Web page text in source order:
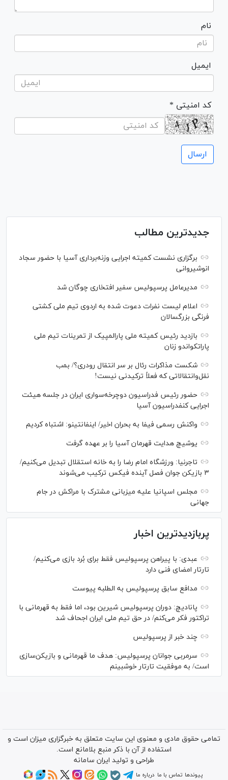
نام
ایمیل
* کد امنیتی
جدیدترین مطالب
برگزاری نشست کمیته اجرایی وزنه‌برداری آسیا با حضور سجاد
انوشیروانی
مدیرعامل پرسپولیس سفیر افتخاری چوگان شد
اعلام لیست نفرات دعوت شده به اردوی تیم ملی کشتی
فرنگی بزرگسالان
بازدید رئیس کمیته ملی پارالمپیک از تمرینات تیم ملی
پاراتکواندو زنان
شکست مذاکرات رئال بر سر انتقال رودری؟/ بمب
نقل‌وانتقالاتی که فعلاً ترکیدنی نیست!
حضور رئیس فدراسیون دوچرخه‌سواری ایران در جلسه هیئت
اجرایی کنفدراسیون آسیا
واکنش رسمی فیفا به بحران اخیر/ اینفانتینو: اشتباه کردیم
یوشیچ هدایت قهرمان آسیا را بر عهده گرفت
تاجرنیا: ورزشگاه امام رضا را به خانه استقلال تبدیل می‌کنیم/
۳ بازیکن جوان فصل آینده فیکس ترکیب می‌شوند
مجلس اسپانیا علیه میزبانی مشترک با مراکش در جام
جهانی
پربازدیدترین اخبار
عبدی: با پیراهن پرسپولیس فقط برای بُرد بازی می‌کنیم/
تارتار امضای فنی دارد
مدافع سابق پرسپولیس به الطلبه پیوست
پانادیچ: دوران پرسپولیس شیرین بود، اما فقط به قهرمانی با
تراکتور فکر می‌کنم/ در حق تیم ملی ایران اجحاف شد
چند خبر از پرسپولیس
سرمربی جوانان پرسپولیس: هدف ما قهرمانی و بازیکن‌سازی
است/ به موفقیت تارتار خوشبینم
تمامی حقوق مادی و معنوی این سایت متعلق به خبرگزاری میزان است و
استفاده از آن با ذکر منبع بلامانع است.
طراحی و تولید ایران سامانه
پیوندها تماس با ما درباره ما